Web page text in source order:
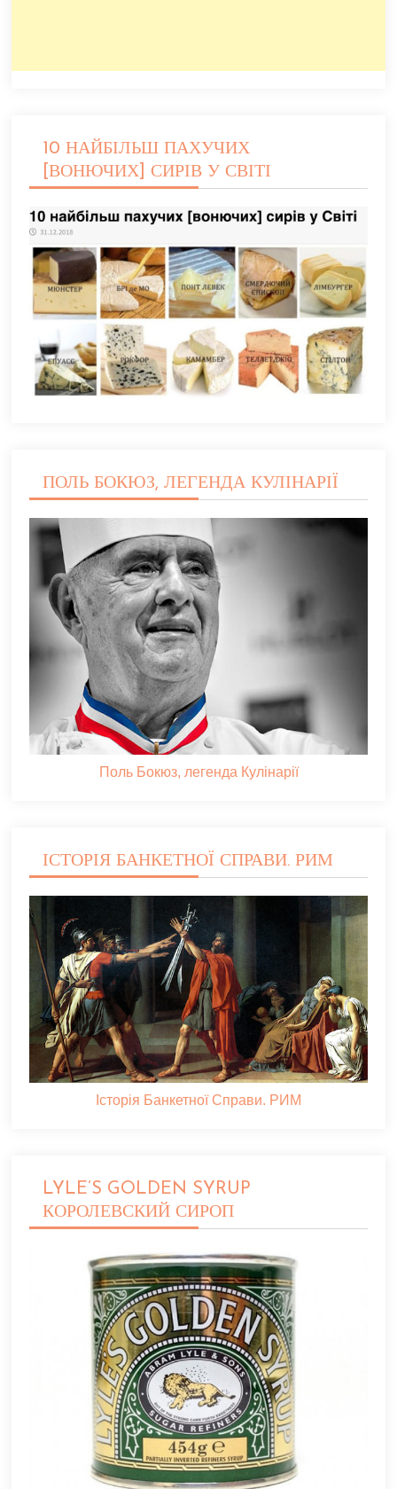
10 НАЙБІЛЬШ ПАХУЧИХ
[ВОНЮЧИХ] СИРІВ У СВІТІ
ПОЛЬ БОКЮЗ, ЛЕГЕНДА КУЛІНАРІЇ
Поль Бокюз, легенда Кулінарії
ІСТОРІЯ БАНКЕТНОЇ СПРАВИ. РИМ
Історія Банкетної Справи. РИМ
LYLE’S GOLDEN SYRUP
КОРОЛЕВСКИЙ СИРОП